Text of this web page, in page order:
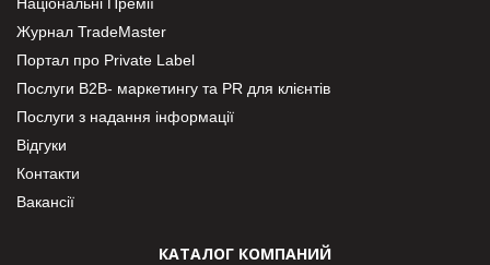
Журнал TradeMaster
Портал про Private Label
Послуги В2В- маркетингу та PR для клієнтів
Послуги з надання інформації
Відгуки
Контакти
Вакансії
КАТАЛОГ КОМПАНИЙ